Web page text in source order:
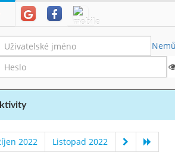
2022 Listopad 2022